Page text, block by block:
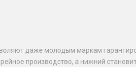
даже молодым маркам
производство, а нижний